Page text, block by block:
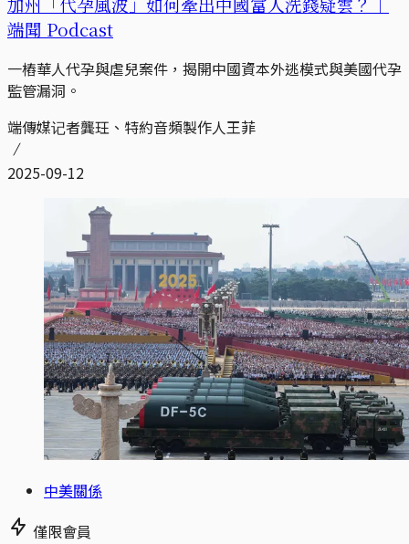
端聞 Podcast
一樁華人代孕與虐兒案件，揭開中國資本外逃模式與美國代孕
監管漏洞。
端傳媒记者龔玨、特約音頻製作人王菲
2025-09-12
中美關係
僅限會員